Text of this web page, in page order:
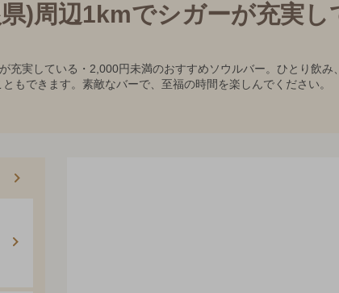
)周辺1kmでシガーが充実し
充実している・2,000円未満のおすすめソウルバー。ひとり飲
もできます。素敵なバーで、至福の時間を楽しんでください。